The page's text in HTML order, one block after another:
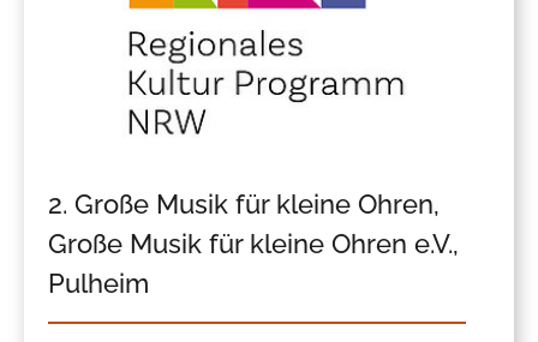
2. Große Musik für kleine Ohren,
Große Musik für kleine Ohren e.V.,
Pulheim